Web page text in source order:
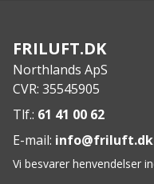
FRILUFT.DK
Northlands ApS
CVR: 35545905
Tlf.: 61 41 00 62
E-mail: info@friluft.dk
Vi besvarer henvendelser